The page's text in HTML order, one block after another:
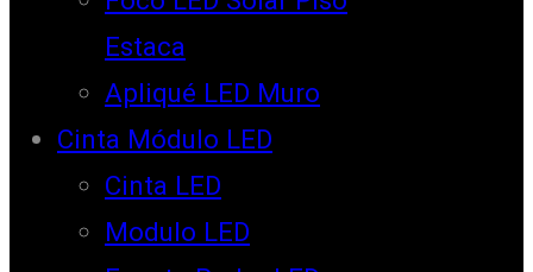
Estaca
Apliqué LED Muro
Cinta Módulo LED
Cinta LED
Modulo LED